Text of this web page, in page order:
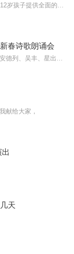
春诗歌朗诵会
献给大家，
天